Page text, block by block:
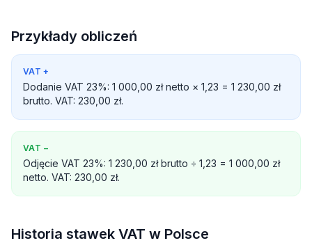
Przykłady obliczeń
VAT +
Dodanie VAT 23%: 1 000,00 zł netto × 1,23 = 1 230,00 zł
brutto. VAT: 230,00 zł.
VAT −
Odjęcie VAT 23%: 1 230,00 zł brutto ÷ 1,23 = 1 000,00 zł
netto. VAT: 230,00 zł.
Historia stawek VAT w Polsce